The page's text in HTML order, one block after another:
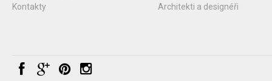
Kontakty
Architekti a designéři